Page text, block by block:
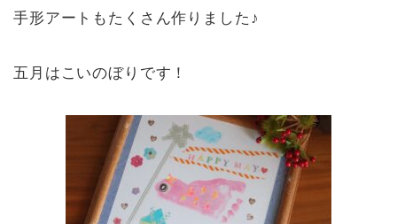
手形アートもたくさん作りました♪
五月はこいのぼりです！